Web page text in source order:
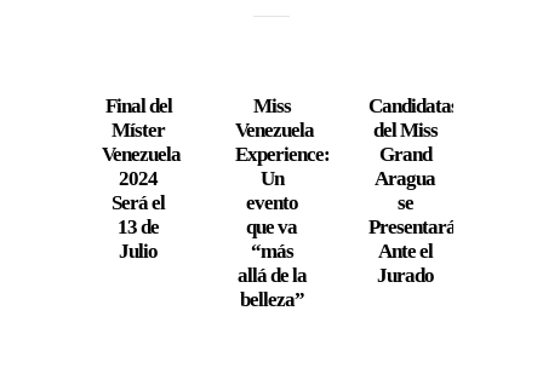
Final del
Míster
Venezuela
2024
Será el
13 de
Julio
Miss
Venezuela
Experience:
Un
evento
que va
“más
allá de la
belleza”
Candidatas
del Miss
Grand
Aragua
se
Presentarán
Ante el
Jurado